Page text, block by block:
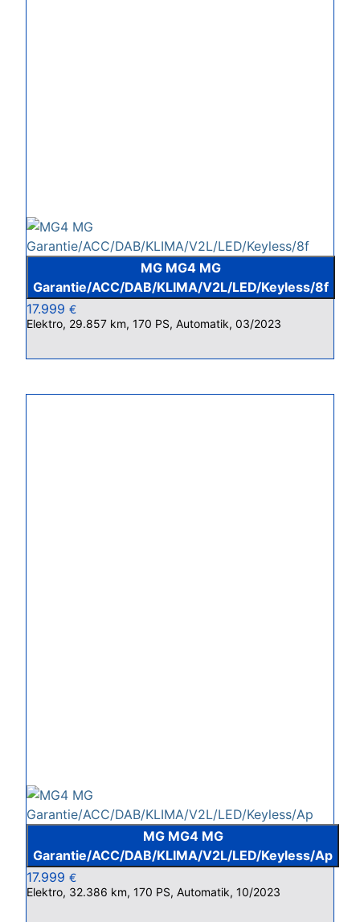
MG MG4 MG
Garantie/ACC/DAB/KLIMA/V2L/LED/Keyless/8f
17.999 €
Elektro, 29.857 km, 170 PS, Automatik, 03/2023
MG MG4 MG
Garantie/ACC/DAB/KLIMA/V2L/LED/Keyless/Ap
17.999 €
Elektro, 32.386 km, 170 PS, Automatik, 10/2023